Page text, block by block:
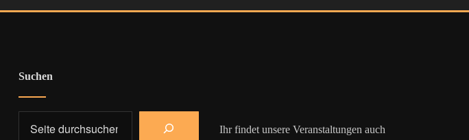
Suchen
Ihr findet unsere Veranstaltungen auch